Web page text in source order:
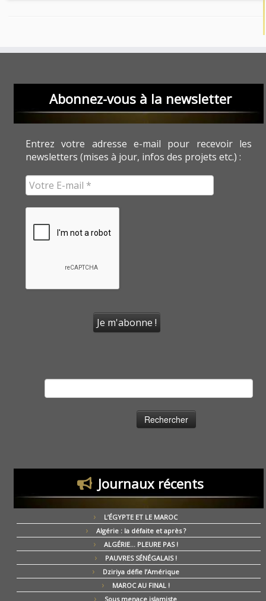
Abonnez-vous à la newsletter
Entrez votre adresse e-mail pour recevoir les
newsletters (mises à jour, infos des projets etc.) :
Journaux récents
L’ÉGYPTE ET LE MAROC
Algérie : la défaite et après ?
ALGÉRIE… PLEURE PAS !
PAUVRES SÉNÉGALAIS !
Dziriya défie l’Amérique
MAROC AU FINAL !
Sous menace islamiste